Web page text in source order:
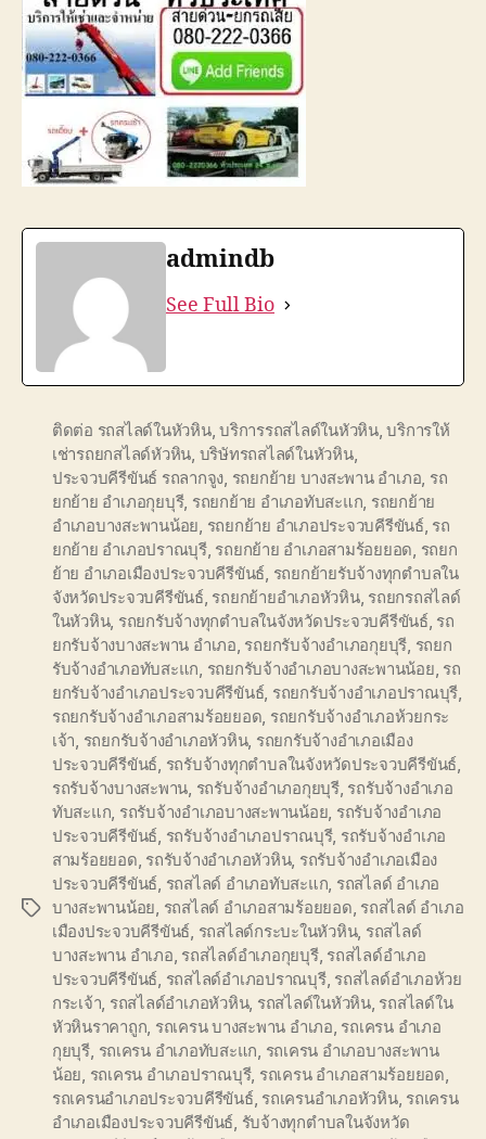
admindb
See Full Bio
Tags
ติดต่อ รถสไลด์ในหัวหิน,บริการรถสไลด์ในหัวหิน,บริการให้
เช่ารถยกสไลด์หัวหิน, บริษัทรถสไลด์ในหัวหิน,
ประจวบคีรีขันธ์ รถลากจูง, รถยกย้าย บางสะพาน อำเภอ, รถ
ยกย้าย อำเภอกุยบุรี, รถยกย้าย อำเภอทับสะแก, รถยกย้าย
อำเภอบางสะพานน้อย, รถยกย้าย อำเภอประจวบคีรีขันธ์, รถ
ยกย้าย อำเภอปราณบุรี, รถยกย้าย อำเภอสามร้อยยอด, รถยก
ย้าย อำเภอเมืองประจวบคีรีขันธ์, รถยกย้ายรับจ้างทุกตำบลใน
จังหวัดประจวบคีรีขันธ์, รถยกย้ายอำเภอหัวหิน, รถยกรถสไลด์
ในหัวหิน, รถยกรับจ้างทุกตำบลในจังหวัดประจวบคีรีขันธ์, รถ
ยกรับจ้างบางสะพาน อำเภอ, รถยกรับจ้างอำเภอกุยบุรี, รถยก
รับจ้างอำเภอทับสะแก, รถยกรับจ้างอำเภอบางสะพานน้อย, รถ
ยกรับจ้างอำเภอประจวบคีรีขันธ์, รถยกรับจ้างอำเภอปราณบุรี,
รถยกรับจ้างอำเภอสามร้อยยอด, รถยกรับจ้างอำเภอห้วยกระ
เจ้า, รถยกรับจ้างอำเภอหัวหิน, รถยกรับจ้างอำเภอเมือง
ประจวบคีรีขันธ์, รถรับจ้างทุกตำบลในจังหวัดประจวบคีรีขันธ์,
รถรับจ้างบางสะพาน, รถรับจ้างอำเภอกุยบุรี, รถรับจ้างอำเภอ
ทับสะแก, รถรับจ้างอำเภอบางสะพานน้อย, รถรับจ้างอำเภอ
ประจวบคีรีขันธ์, รถรับจ้างอำเภอปราณบุรี, รถรับจ้างอำเภอ
สามร้อยยอด, รถรับจ้างอำเภอหัวหิน, รถรับจ้างอำเภอเมือง
ประจวบคีรีขันธ์, รถสไลด์ อำเภอทับสะแก, รถสไลด์ อำเภอ
บางสะพานน้อย, รถสไลด์ อำเภอสามร้อยยอด, รถสไลด์ อำเภอ
เมืองประจวบคีรีขันธ์, รถสไลด์กระบะในหัวหิน, รถสไลด์
บางสะพาน อำเภอ, รถสไลด์อำเภอกุยบุรี, รถสไลด์อำเภอ
ประจวบคีรีขันธ์, รถสไลด์อำเภอปราณบุรี, รถสไลด์อำเภอห้วย
กระเจ้า, รถสไลด์อำเภอหัวหิน, รถสไลด์ในหัวหิน, รถสไลด์ใน
หัวหินราคาถูก, รถเครน บางสะพาน อำเภอ, รถเครน อำเภอ
กุยบุรี, รถเครน อำเภอทับสะแก, รถเครน อำเภอบางสะพาน
น้อย, รถเครน อำเภอปราณบุรี, รถเครน อำเภอสามร้อยยอด,
รถเครนอำเภอประจวบคีรีขันธ์, รถเครนอำเภอหัวหิน, รถเครน
อำเภอเมืองประจวบคีรีขันธ์, รับจ้างทุกตำบลในจังหวัด